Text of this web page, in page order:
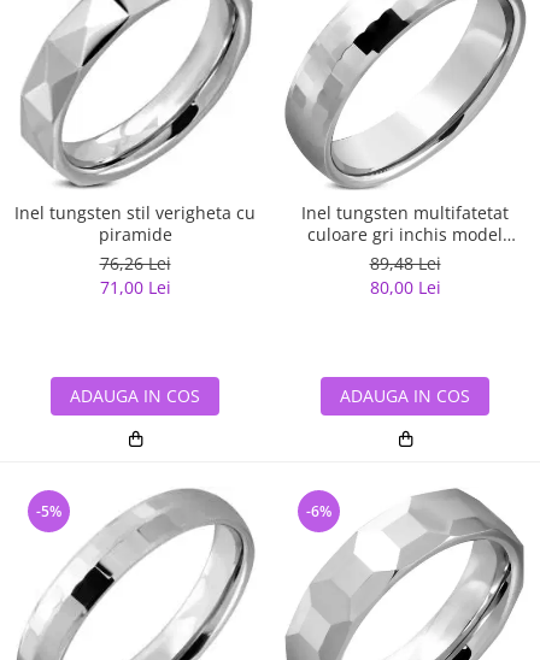
Inel tungsten stil verigheta cu
piramide
76,26 Lei
71,00 Lei
ADAUGA IN COS
Inel tungsten multifatetat
culoare gri inchis model
verigheta
89,48 Lei
80,00 Lei
ADAUGA IN COS
-5% -6%